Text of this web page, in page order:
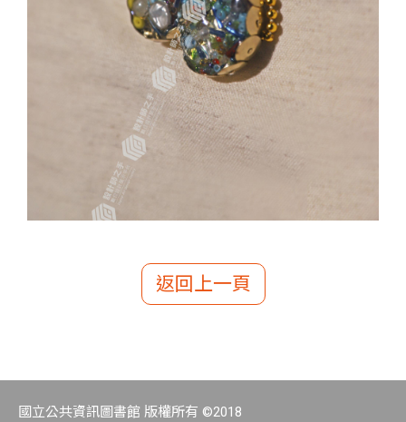
返回上一頁
國立公共資訊圖書館 版權所有 ©2018